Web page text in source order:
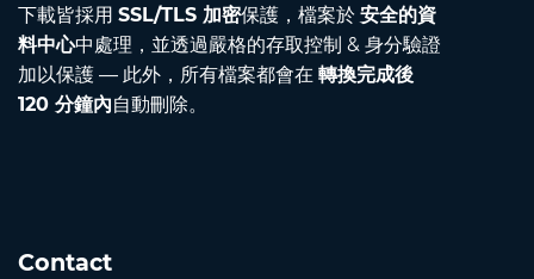
下載皆採用 SSL/TLS 加密保護，檔案於 安全的資
料中心中處理，並透過嚴格的存取控制 & 身分驗證
加以保護 — 此外，所有檔案都會在 轉換完成後
120 分鐘內自動刪除。
Contact